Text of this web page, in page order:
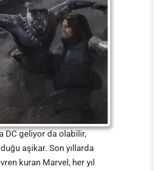
DC geliyor da olabilir,
aşikar. Son yıllarda
kuran Marvel, her yıl